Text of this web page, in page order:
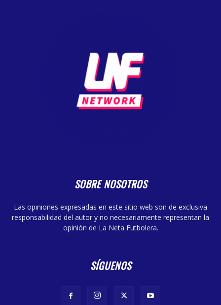
SOBRE NOSOTROS
Las opiniones expresadas en este sitio web son de exclusiva
responsabilidad del autor y no necesariamente representan la
opinión de La Neta Futbolera.
SÍGUENOS